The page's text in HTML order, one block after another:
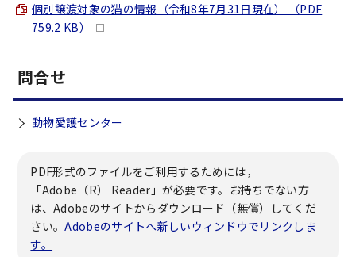
個別譲渡対象の猫の情報（令和8年7月31日現在） （PDF
759.2 KB）
問合せ
動物愛護センター
PDF形式のファイルをご利用するためには，
「Adobe（R） Reader」が必要です。お持ちでない方
は、Adobeのサイトからダウンロード（無償）してくだ
さい。Adobeのサイトへ新しいウィンドウでリンクしま
す。